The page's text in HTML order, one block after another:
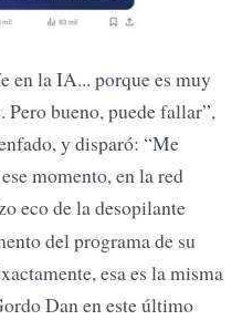
en la IA... porque es muy
bueno, puede fallar”,
y disparó: “Me
momento, en la red
eco de la desopilante
del programa de su
esa es la misma
Dan en este último